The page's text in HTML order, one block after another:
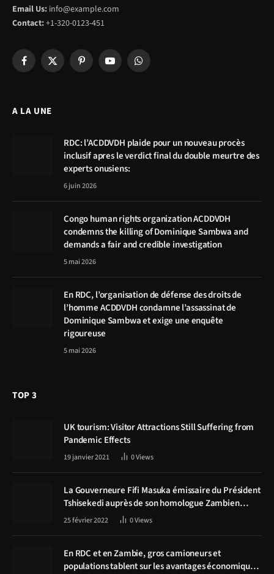
Email Us: info@example.com
Contact:+1-320-0123-451
Facebook
X
PinterestYouTubeWhatsApp
A LA UNE
RDC: l’ACDDVDH plaide pour un nouveau procès
inclusif apres le verdict final du double meurtre des
experts onusiens:
6 juin 2026
Congo human rights organization ACDDVDH
condemns the killing of Dominique Sambwa and
demands a fair and credible investigation
5 mai 2026
En RDC, l’organisation de défense des droits de
l’homme ACDDVDH condamne l’assassinat de
Dominique Sambwa et exige une enquête
rigoureuse
5 mai 2026
TOP 3
UK tourism: Visitor Attractions Still Suffering from
Pandemic Effects
19 janvier 2021 0Views
La Gouverneure Fifi Masuka émissaire du Président
Tshisekedi auprès de son homologue Zambien
Hichilema, la construction de la route Kolwezi -
25 février 2022 0Views
En RDC et en Zambie, gros camioneurs et
populations tablent sur les avantages économiques